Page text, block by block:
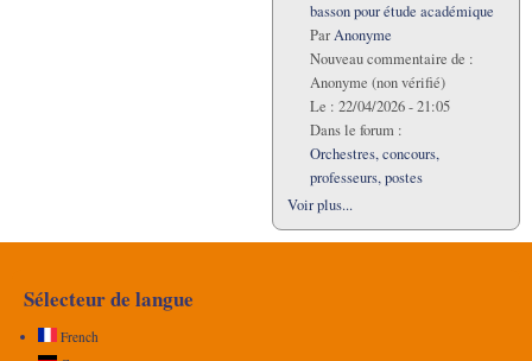
basson pour étude académique
ParAnonyme
Nouveau commentaire de :
Anonyme (non vérifié)
Le : 22/04/2026 - 21:05
Dans le forum :
Orchestres, concours,
professeurs, postes
Voir plus...
Sélecteur de langue
French